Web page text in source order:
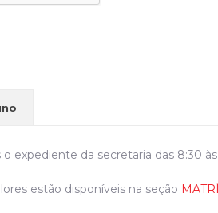
expediente da secretaria das 8:30 às
estão disponíveis na seção